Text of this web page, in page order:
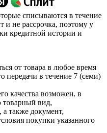
списываются в течение
и не рассрочка, поэтому у
кредитной истории и
от товара в любое время
передачи в течение 7 (семи)
качества возможен, в
товарный вид,
а также документ,
покупки указанного